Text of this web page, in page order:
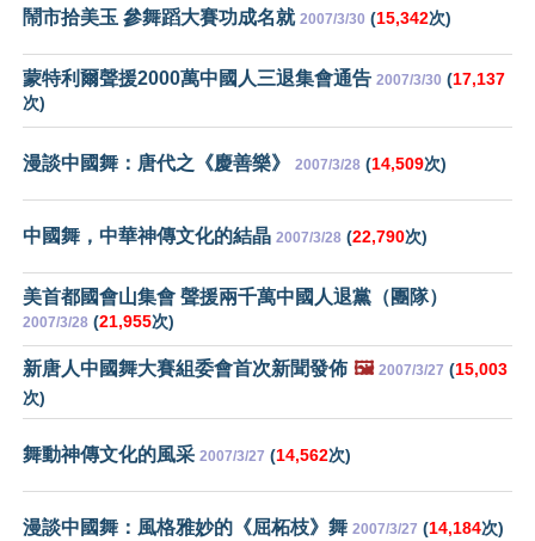
鬧市拾美玉 參舞蹈大賽功成名就 2007/3/30 (15,342次)
蒙特利爾聲援2000萬中國人三退集會通告 2007/3/30 (17,137
次)
漫談中國舞：唐代之《慶善樂》 2007/3/28 (14,509次)
中國舞，中華神傳文化的結晶 2007/3/28 (22,790次)
美首都國會山集會 聲援兩千萬中國人退黨（團隊）
2007/3/28 (21,955次)
新唐人中國舞大賽組委會首次新聞發佈 🖼️ 2007/3/27 (15,003
次)
舞動神傳文化的風采 2007/3/27 (14,562次)
漫談中國舞：風格雅妙的《屈柘枝》舞 2007/3/27 (14,184次)